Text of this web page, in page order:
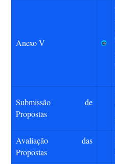
Anexo V
Submissão de
Propostas
Avaliação das
Propostas